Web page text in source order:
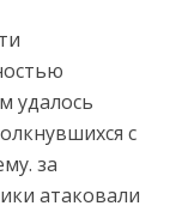
удалось
с
за
атаковали